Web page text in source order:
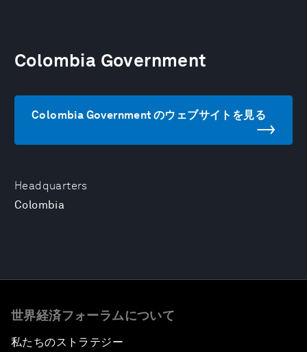
Headquarters
Colombia
Colombia Government
Colombia Government のウェブサイトを見る
世界経済フォーラムについて
私たちのストラテジー